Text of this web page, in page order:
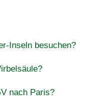
Inseln besuchen?
nach Paris?